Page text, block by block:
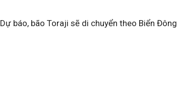
Dự báo, bão Toraji sẽ di chuyển theo Biển